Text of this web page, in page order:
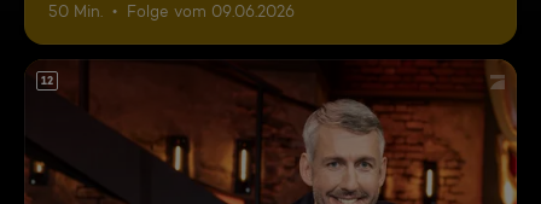
50 Min. Folge vom 09.06.2026
12